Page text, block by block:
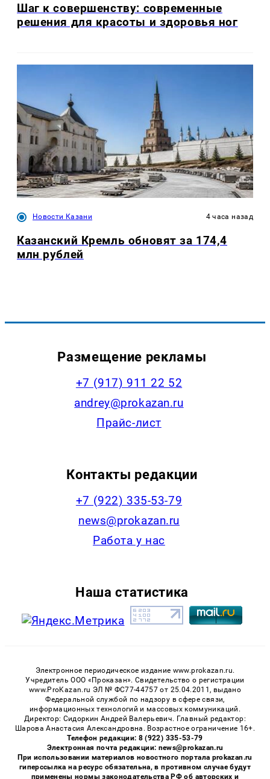
Шаг к совершенству: современные
решения для красоты и здоровья ног
Новости Казани 4 часа назад
Казанский Кремль обновят за 174,4
млн рублей
Размещение рекламы
+7 (917) 911 22 52
andrey@prokazan.ru
Прайс-лист
Контакты редакции
+7 (922) 335-53-79
news@prokazan.ru
Работа у нас
Наша статистика
Электронное периодическое издание www.prokazan.ru.
Учредитель ООО «Проказан». Cвидетельство о регистрации
www.ProKazan.ru ЭЛ № ФС77-44757 от 25.04.2011, выдано
Федеральной службой по надзору в сфере связи,
информационных технологий и массовых коммуникаций.
Директор: Сидоркин Андрей Валерьевич. Главный редактор:
Шарова Анастасия Александровна. Возрастное ограничение 16+.
Телефон редакции: 8 (922) 335-53-79
Электронная почта редакции: news@prokazan.ru
При использовании материалов новостного портала prokazan.ru
гиперссылка на ресурс обязательна, в противном случае будут
применены нормы законодательства РФ об авторских и